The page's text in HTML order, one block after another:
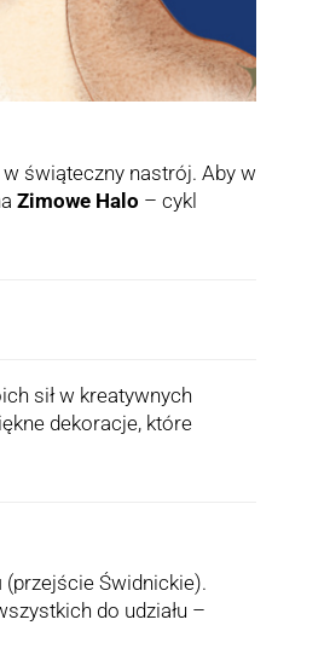
świąteczny nastrój. Aby w
Zimowe Halo – cykl
sił w kreatywnych
dekoracje, które
(przejście Świdnickie).
do udziału –